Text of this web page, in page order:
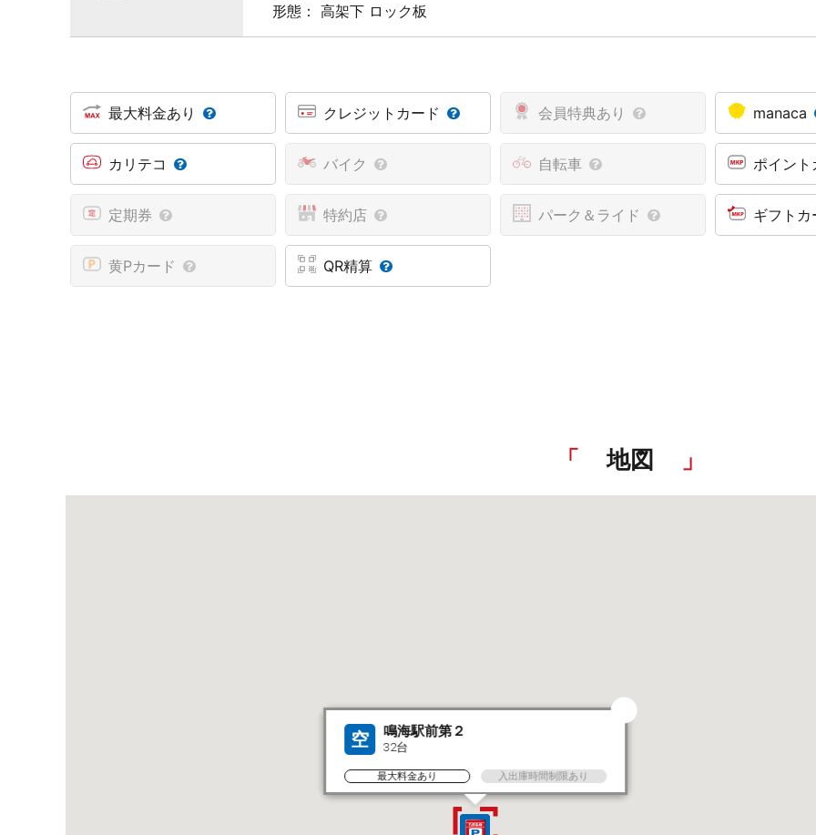
形態： 高架下 ロック板
最大料金あり クレジットカード 会員特典あり manaca
カリテコ バイク 自転車 ポイン
定期券 特約店 パーク＆ライド ギフト
黄Pカード QR精算
地図
空 鳴海駅前第２
32台
最大料金あり 入出庫時間制限あり